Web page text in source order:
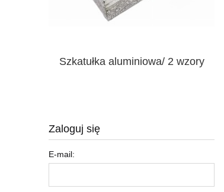
Szkatułka aluminiowa/ 2 wzory
Zaloguj się
E-mail: